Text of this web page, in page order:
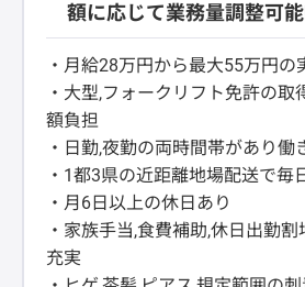
額に応じて業務量調整可
・月給28万円から最大55万円の
・大型,フォークリフト免許の取
額負担
・日勤,夜勤の両時間帯があり働
・1都3県の近距離地場配送で毎
・月6日以上の休日あり
・家族手当,食費補助,休日出勤
充実